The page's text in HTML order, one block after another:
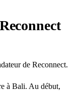
de Reconnect.
à Bali. Au début,